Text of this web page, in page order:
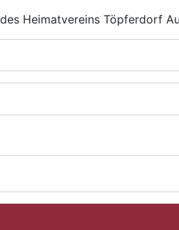
Heimatvereins Töpferdorf